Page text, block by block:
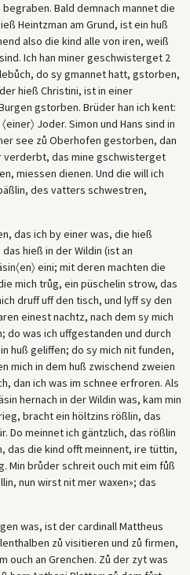
Bald demnach mannet die
Heintzman am Grund, ist ein huß
also die kind alle von iren, weiß
Ich han miner geschwisterget 2
do sy gmannet hatt, gstorben,
hieß Christini, ist in einer
gstorben. Brüder han ich kent:
Joder. Simon und Hans sind in
see zů Oberhofen gestorben, dan
das mine gschwisterget
miessen dienen. Und die will ich
des vatters schwestren,
das ich by einer was, die hieß
hieß in der Wildin (ist an
eini; mit deren machten die
mich trůg, ein püschelin strow, das
druff uff den tisch, und lyff sy den
einest nachtz, nach dem sy mich
was ich uffgestanden und durch
huß geliffen; do sy mich nit funden,
mich in dem huß zwischend zweien
dan ich was im schnee erfroren. Als
hernach in der Wildin was, kam min
bracht ein höltzins rößlin, das
Do meinnet ich gäntzlich, das rößlin
das die kind offt meinnent, ire tüttin,
Min brůder schreit ouch mit eim fůß
nun wirst nit mer waxen»; das
was, ist der cardinall Mattheus
zů visitieren und zů firmen,
ouch an Grenchen. Zů der zyt was